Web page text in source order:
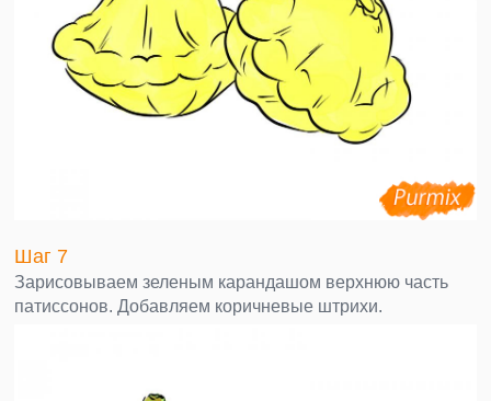
Шаг 7
Зарисовываем зеленым карандашом верхнюю часть
патиссонов. Добавляем коричневые штрихи.